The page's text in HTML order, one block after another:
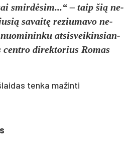
smirdė­sim...“ – taip šią ne­
sa­vaitę re­ziu­ma­vo ne­
at­si­svei­kin­sian­
di­rek­to­rius Ro­mas
tenka mažinti